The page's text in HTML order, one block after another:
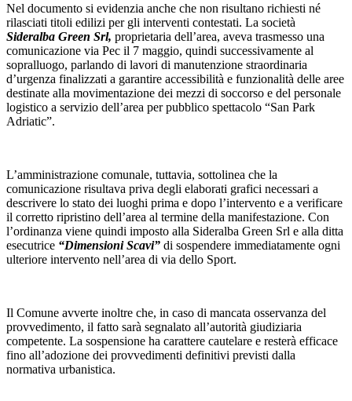
Nel documento si evidenzia anche che non risultano richiesti né
rilasciati titoli edilizi per gli interventi contestati. La società
Sideralba Green Srl, proprietaria dell’area, aveva trasmesso una
comunicazione via Pec il 7 maggio, quindi successivamente al
sopralluogo, parlando di lavori di manutenzione straordinaria
d’urgenza finalizzati a garantire accessibilità e funzionalità delle aree
destinate alla movimentazione dei mezzi di soccorso e del personale
logistico a servizio dell’area per pubblico spettacolo “San Park
Adriatic”.
L’amministrazione comunale, tuttavia, sottolinea che la
comunicazione risultava priva degli elaborati grafici necessari a
descrivere lo stato dei luoghi prima e dopo l’intervento e a verificare
il corretto ripristino dell’area al termine della manifestazione. Con
l’ordinanza viene quindi imposto alla Sideralba Green Srl e alla ditta
esecutrice “Dimensioni Scavi” di sospendere immediatamente ogni
ulteriore intervento nell’area di via dello Sport.
Il Comune avverte inoltre che, in caso di mancata osservanza del
provvedimento, il fatto sarà segnalato all’autorità giudiziaria
competente. La sospensione ha carattere cautelare e resterà efficace
fino all’adozione dei provvedimenti definitivi previsti dalla
normativa urbanistica.